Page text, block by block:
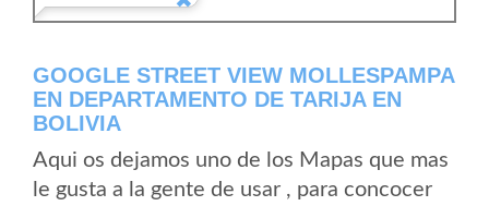
GOOGLE STREET VIEW MOLLESPAMPA
EN DEPARTAMENTO DE TARIJA EN
BOLIVIA
Aqui os dejamos uno de los Mapas que mas
le gusta a la gente de usar , para concocer